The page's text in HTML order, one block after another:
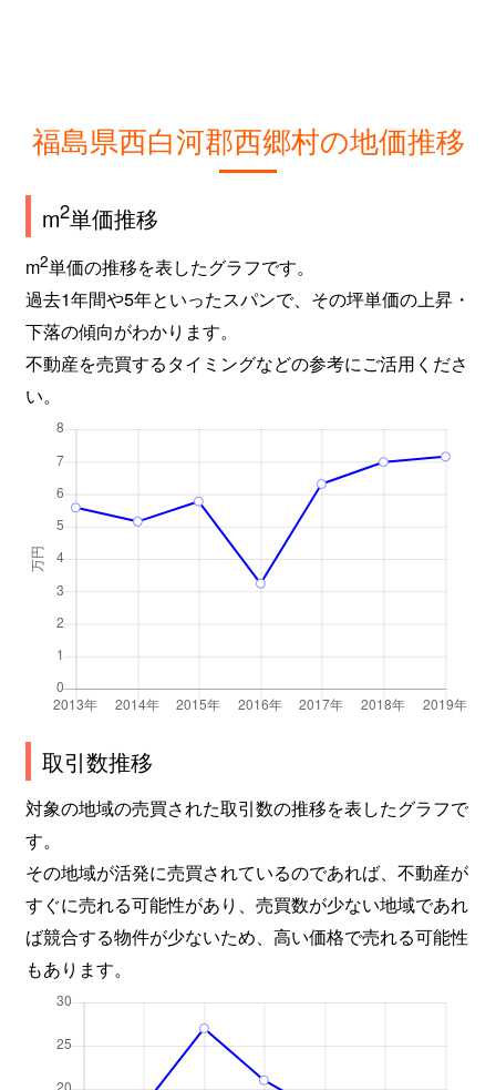
福島県西白河郡西郷村の地価推移
m2単価推移
m2単価の推移を表したグラフです。
過去1年間や5年といったスパンで、その坪単価の上昇・
下落の傾向がわかります。
不動産を売買するタイミングなどの参考にご活用くださ
い。
取引数推移
対象の地域の売買された取引数の推移を表したグラフで
す。
その地域が活発に売買されているのであれば、不動産が
すぐに売れる可能性があり、売買数が少ない地域であれ
ば競合する物件が少ないため、高い価格で売れる可能性
もあります。